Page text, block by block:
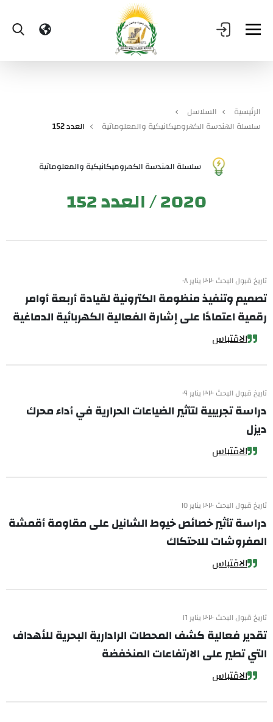
الرئيسية
السلاسل
سلسلة الهندسة الكهروميكانيكية والمعلوماتية
العدد 152
سلسلة الهندسة الكهروميكانيكية والمعلوماتية
2020 / العدد 152
تاريخ قبول البحث ٢٠٢٠ يناير ٠٨
تصميم وتنفيذ منظومة الكترونية لقيادة أربعة أوامر
رقمية اعتمادًا على إشارة الفعالية الكهربائية الدماغية
الاقتباس
تاريخ قبول البحث ٢٠٢٠ يناير ٠٩
دراسة تجريبية لتأثير الضياعات الحرارية في أداء محرك
ديزل
الاقتباس
تاريخ قبول البحث ٢٠٢٠ يناير ١٥
دراسة تأثير خصائص خيوط الشانيل على مقاومة أقمشة
المفروشات للاحتكاك
الاقتباس
تاريخ قبول البحث ٢٠٢٠ يناير ١٦
تقدير فعالية كشف المحطات الرادارية البحرية للأهداف
التي تطير على الارتفاعات المنخفضة
الاقتباس